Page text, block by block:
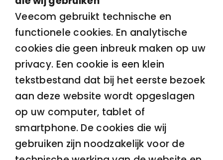
Veecom gebruikt technische en
functionele cookies. En analytische
cookies die geen inbreuk maken op uw
privacy. Een cookie is een klein
tekstbestand dat bij het eerste bezoek
aan deze website wordt opgeslagen
op uw computer, tablet of
smartphone. De cookies die wij
gebruiken zijn noodzakelijk voor de